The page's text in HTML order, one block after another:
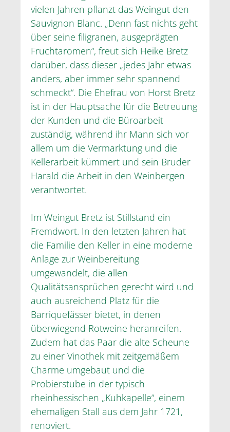
vielen Jahren pflanzt das Weingut den
Sauvignon Blanc. „Denn fast nichts geht
über seine filigranen, ausgeprägten
Fruchtaromen“, freut sich Heike Bretz
darüber, dass dieser „jedes Jahr etwas
anders, aber immer sehr spannend
schmeckt“. Die Ehefrau von Horst Bretz
ist in der Hauptsache für die Betreuung
der Kunden und die Büroarbeit
zuständig, während ihr Mann sich vor
allem um die Vermarktung und die
Kellerarbeit kümmert und sein Bruder
Harald die Arbeit in den Weinbergen
verantwortet.
Im Weingut Bretz ist Stillstand ein
Fremdwort. In den letzten Jahren hat
die Familie den Keller in eine moderne
Anlage zur Weinbereitung
umgewandelt, die allen
Qualitätsansprüchen gerecht wird und
auch ausreichend Platz für die
Barriquefässer bietet, in denen
überwiegend Rotweine heranreifen.
Zudem hat das Paar die alte Scheune
zu einer Vinothek mit zeitgemäßem
Charme umgebaut und die
Probierstube in der typisch
rheinhessischen „Kuhkapelle“, einem
ehemaligen Stall aus dem Jahr 1721,
renoviert.